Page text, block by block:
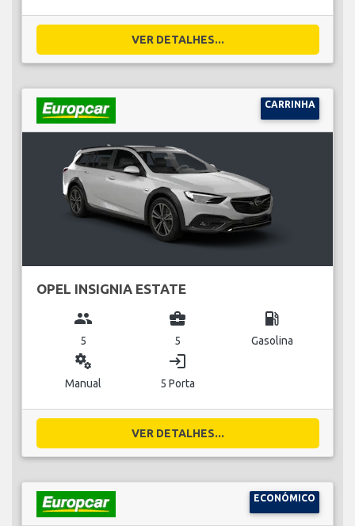
VER DETALHES...
CARRINHA
OPEL INSIGNIA ESTATE
group
5
business_center
5
local_gas_station
Gasolina
miscellaneous_services
Manual
login
5 Porta
VER DETALHES...
ECONÓMICO